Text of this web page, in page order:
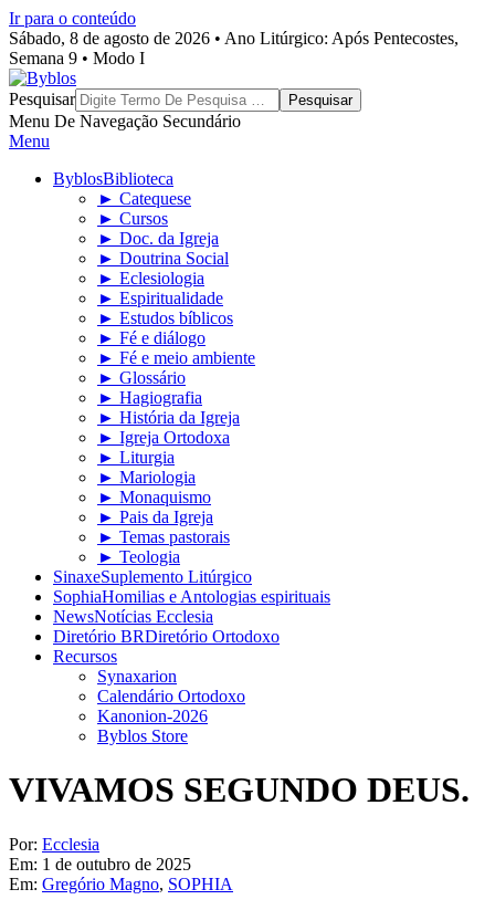
Ir para o conteúdo
Sábado, 8 de agosto de 2026 • Ano Litúrgico: Após Pentecostes,
Semana 9 • Modo I
Byblos
Pesquisar
Menu De Navegação Secundário
Menu
ByblosBiblioteca
► Catequese
► Cursos
► Doc. da Igreja
► Doutrina Social
► Eclesiologia
► Espiritualidade
► Estudos bíblicos
► Fé e diálogo
► Fé e meio ambiente
► Glossário
► Hagiografia
► História da Igreja
► Igreja Ortodoxa
► Liturgia
► Mariologia
► Monaquismo
► Pais da Igreja
► Temas pastorais
► Teologia
SinaxeSuplemento Litúrgico
SophiaHomilias e Antologias espirituais
NewsNotícias Ecclesia
Diretório BRDiretório Ortodoxo
Recursos
Synaxarion
Calendário Ortodoxo
Kanonion-2026
Byblos Store
VIVAMOS SEGUNDO DEUS.
Por: Ecclesia
Em: 1 de outubro de 2025
Em: Gregório Magno, SOPHIA